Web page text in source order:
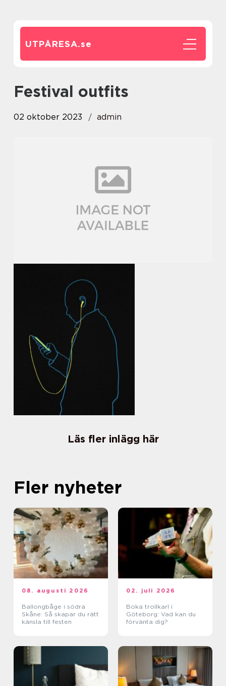
UTPÅRESA.se
festival outfits
02 oktober 2023 admin
Läs fler inlägg här
Fler nyheter
08. augusti 2026
Ballongbåge i södra
Skåne: Så skapar du rätt
känsla till festen
02. juli 2026
Boka trollkarl i
Göteborg: Vad kan du
förvänta dig?